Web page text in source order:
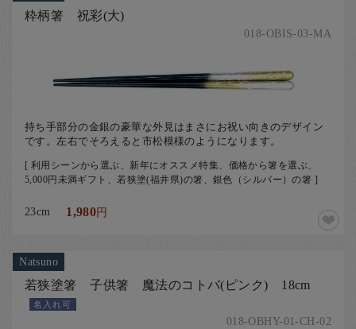
粋柄箸 祝彩(大)
018-OBIS-03-MA
持ち手部分の金銀の豪華な外見はまさにお祝い向きのデザイン
です。左右でそろえると市松模様のようになります。
[ 利用シーンから選ぶ、新年にオススメ特集、価格から箸を選ぶ、
5,000円未満ギフト、若狭塗(福井県)の箸、銀色（シルバー）の箸 ]
23cm 1,980円
Natsuno
若狭塗箸 子供箸 魔法のコトバ(ピンク) 18cm
名入れ可
018-OBHY-01-CH-02